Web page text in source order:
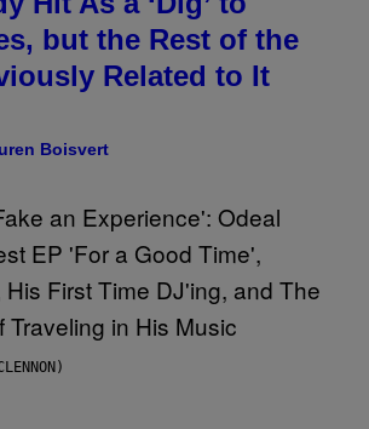
but the Rest of the
Related to It
Boisvert